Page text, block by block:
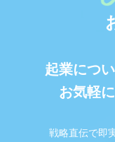
起業につ
お気軽
戦略直伝で即